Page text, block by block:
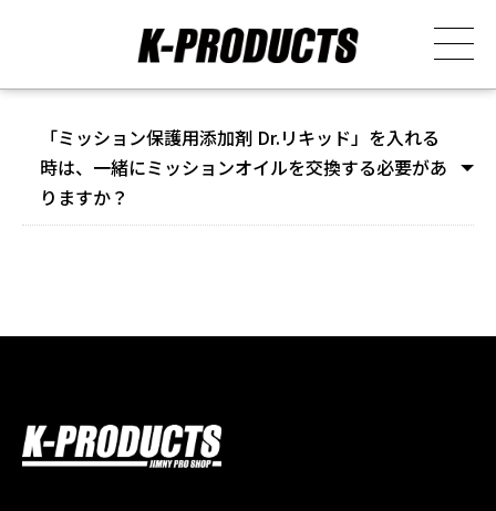
「ミッション保護用添加剤 Dr.リキッド」を入れる
時は、一緒にミッションオイルを交換する必要があ
りますか？